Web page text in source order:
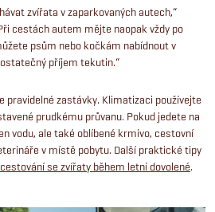
zvířata v zaparkovaných autech,“
cestách autem mějte naopak vždy po
psům nebo kočkám nabídnout v
příjem tekutin.“
pravidelné zastávky. Klimatizaci používejte
prudkému průvanu. Pokud jedete na
vodu, ale také oblíbené krmivo, cestovní
v místě pobytu. Další praktické tipy
se zvířaty během letní dovolené.